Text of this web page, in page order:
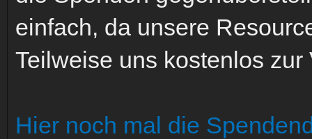
einfach, da unsere
Teilweise uns kostenlos
Hier noch mal die